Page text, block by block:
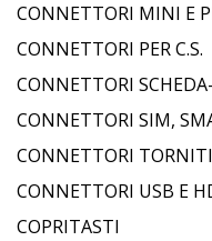
CONNETTORI MINI E
CONNETTORI PER C.S.
CONNETTORI
CONNETTORI SIM,
CONNETTORI TORNITI
CONNETTORI USB E
COPRITASTI